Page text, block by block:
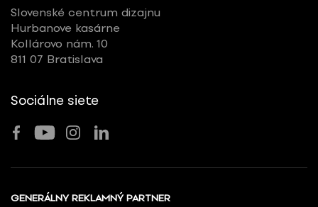
Slovenské centrum dizajnu
Hurbanove kasárne
Kollárovo nám. 10
811 07 Bratislava
Sociálne siete
GENERÁLNY REKLAMNÝ PARTNER